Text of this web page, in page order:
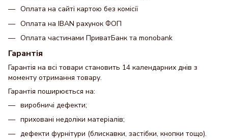
Оплата на сайті картою без комісії
Оплата на IBAN рахунок ФОП
Оплата частинами ПриватБанк та monobank
Гарантія
Гарантія на всі товари становить 14 календарних днів з
моменту отримання товару.
Гарантія поширюється на:
виробничі дефекти;
приховані недоліки матеріалів;
дефекти фурнітури (блискавки, застібки, кнопки тощо).